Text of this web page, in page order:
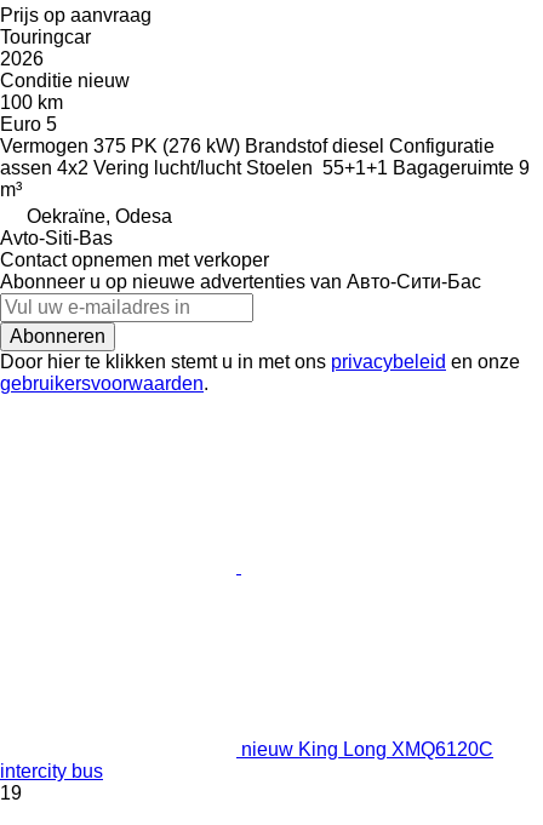
Prijs op aanvraag
Touringcar
2026
Conditie nieuw
100 km
Euro 5
Vermogen 375 PK (276 kW) Brandstof diesel Configuratie
assen 4x2 Vering lucht/lucht Stoelen 55+1+1 Bagageruimte 9
m³
Oekraïne, Odesa
Avto-Siti-Bas
Contact opnemen met verkoper
Abonneer u op nieuwe advertenties van Авто-Сити-Бас
Abonneren
Door hier te klikken stemt u in met ons privacybeleid en onze
gebruikersvoorwaarden.
nieuw King Long XMQ6120C
intercity bus
19